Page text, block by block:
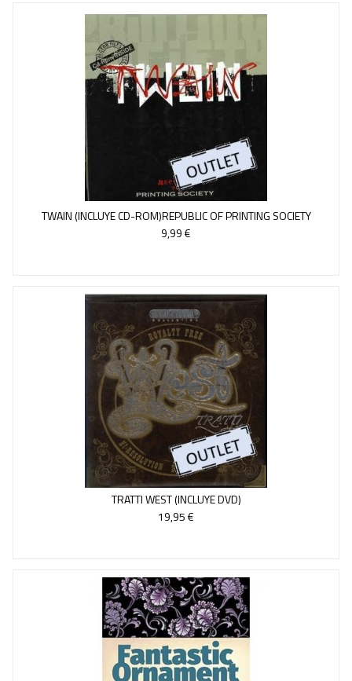
TWAIN (INCLUYE CD-ROM)REPUBLIC OF PRINTING SOCIETY
9,99 €
TRATTI WEST (INCLUYE DVD)
19,95 €